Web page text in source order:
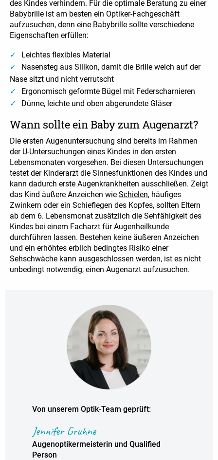
des Kindes verhindern. Für die optimale Beratung zu einer
Babybrille ist am besten ein Optiker-Fachgeschäft
aufzusuchen, denn eine Babybrille sollte verschiedene
Eigenschaften erfüllen:
Leichtes flexibles Material
Nasensteg aus Silikon, damit die Brille weich auf der
Nase sitzt und nicht verrutscht
Ergonomisch geformte Bügel mit Federscharnieren
Dünne, leichte und oben abgerundete Gläser
Wann sollte ein Baby zum Augenarzt?
Die ersten Augenuntersuchung sind bereits im Rahmen
der U-Untersuchungen eines Kindes in den ersten
Lebensmonaten vorgesehen. Bei diesen Untersuchungen
testet der Kinderarzt die Sinnesfunktionen des Kindes und
kann dadurch erste Augenkrankheiten ausschließen. Zeigt
das Kind äußere Anzeichen wie Schielen, häufiges
Zwinkern oder ein Schieflegen des Kopfes, sollten Eltern
ab dem 6. Lebensmonat zusätzlich die Sehfähigkeit des
Kindes bei einem Facharzt für Augenheilkunde
durchführen lassen. Bestehen keine äußeren Anzeichen
und ein erhöhtes erblich bedingtes Risiko einer
Sehschwäche kann ausgeschlossen werden, ist es nicht
unbedingt notwendig, einen Augenarzt aufzusuchen.
Von unserem Optik-Team geprüft:
Jennifer Gruhne
Augenoptikermeisterin und Qualified
Person